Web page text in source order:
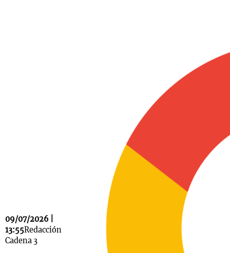
09/07/2026 |
13:55Redacción
Cadena 3
Notas
La Sole en